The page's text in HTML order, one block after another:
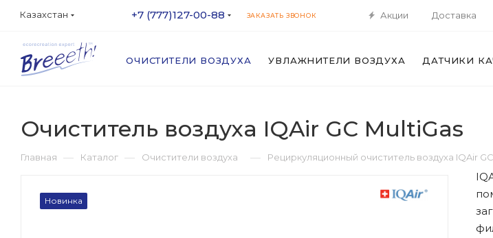
Казахстан +7 (777)127-00-88 ЗАКАЗАТЬ ЗВОНОК Акции Доставка
ОЧИСТИТЕЛИ ВОЗДУХА УВЛАЖНИТЕЛИ ВОЗДУХА ДАТЧИКИ
Очиститель воздуха IQAir GC MultiGas
Главная — Каталог — Очистители воздуха — Рециркуляционный очиститель воздуха IQAir
Новинка